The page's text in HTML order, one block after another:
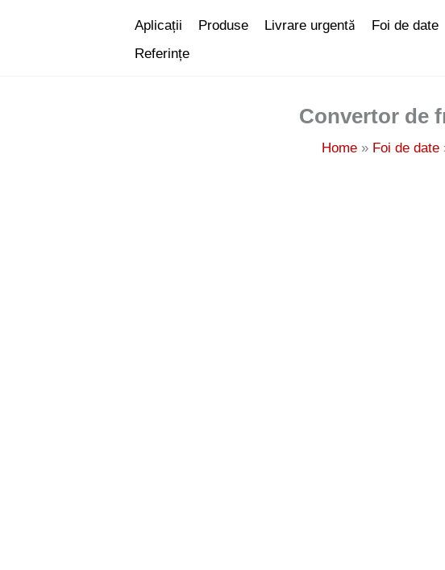
Aplicații Produse Livrare urgentă Foi de date
Referințe
Convertor de
Home Foi de date